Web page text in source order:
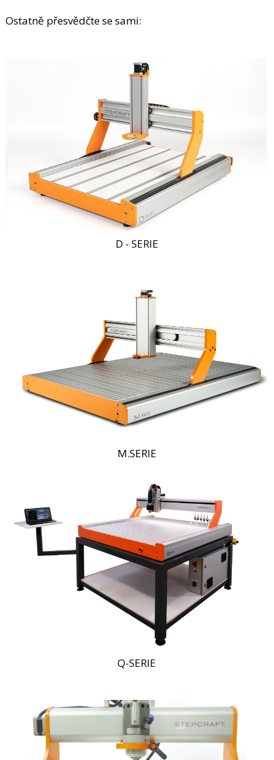
Ostatně přesvědčte se sami:
D - SERIE
M.SERIE
Q-SERIE